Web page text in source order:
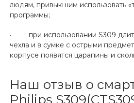
людям, привыкшим использовать
программы;
· при использовании S309
чехла и в сумке с острыми
корпусе появятся царапины и
Наш отзыв о
Philips